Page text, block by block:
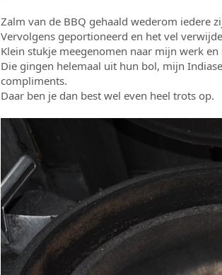
Zalm van de BBQ gehaald wederom iedere
Vervolgens geportioneerd en het vel
Klein stukje meegenomen naar mijn werk
Die gingen helemaal uit hun bol, mijn
compliments.
Daar ben je dan best wel even heel trots op.